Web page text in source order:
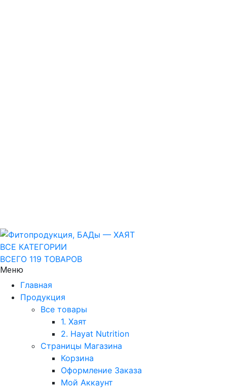
ВСЕ КАТЕГОРИИ
ВСЕГО 119 ТОВАРОВ
Меню
Главная
Продукция
Все товары
1. Хаят
2. Hayat Nutrition
Страницы Магазина
Корзина
Оформление Заказа
Мой Аккаунт